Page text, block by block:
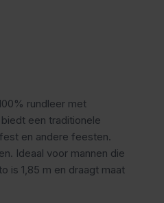
rundleer met
een traditionele
en andere feesten.
Ideaal voor mannen die
is 1,85 m en draagt maat